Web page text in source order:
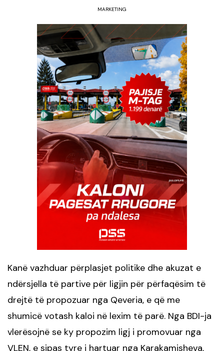
MARKETING
Kanë vazhduar përplasjet politike dhe akuzat e
ndërsjella të partive për ligjin për përfaqësim të
drejtë të propozuar nga Qeveria, e që me
shumicë votash kaloi në lexim të parë. Nga BDI-ja
vlerësojnë se ky propozim ligj i promovuar nga
VLEN, e sipas tyre i hartuar nga Karakamisheva,